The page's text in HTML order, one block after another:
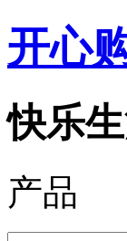
开心
快乐
产品